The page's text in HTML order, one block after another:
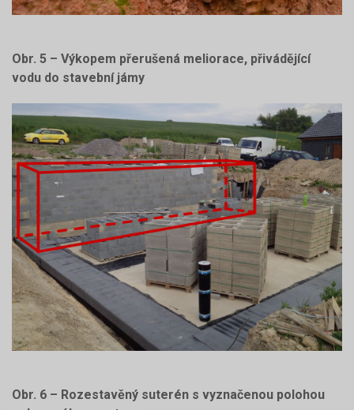
Obr. 5 – Výkopem přerušená meliorace, přivádějící
vodu do stavební jámy
Obr. 6 – Rozestavěný suterén s vyznačenou polohou